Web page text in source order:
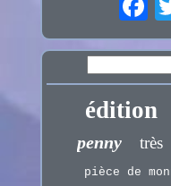
édition
penny très
pièce de